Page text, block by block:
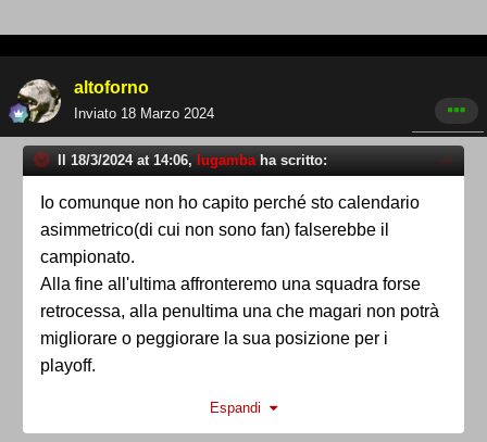
altoforno
Inviato 18 Marzo 2024
Il 18/3/2024 at 14:06, lugambaha scritto:
Io comunque non ho capito perché sto calendario
asimmetrico(di cui non sono fan) falserebbe il
campionato.
Alla fine all'ultima affronteremo una squadra forse
retrocessa, alla penultima una che magari non potrà
migliorare o peggiorare la sua posizione per i
playoff.
Espandi